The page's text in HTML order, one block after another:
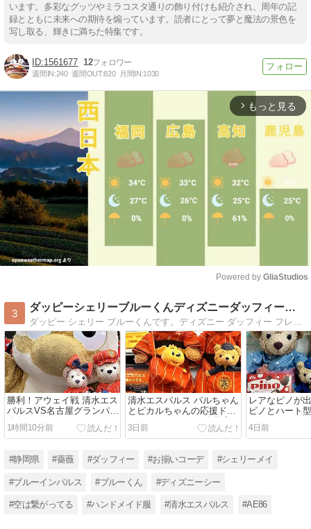
います。多彩なグッツやミラコスタ通りの飾り付けも紹介され、周年の記
録とともに未来への期待を煽っています。読者にとって夢と魔法の景色を
写し取る、輝きに満ちた特集です。
1561677 12
週間IN:240 週間OUT:820 月間IN:1030
arrow_forward_ios もっと見る
Mute
Powered by GliaStudios
3
ダッピーシェリーブルーくんディズニーダッフィーバラhappy
勝利！アウェイ戦 清水エス
パルスVS名古屋グランパス
金色のグランパスくん
1時間10分前
清水エスパルス パルちゃん
とピカルちゃんの応援ドリ
ンク HUBアスティ静岡店
3日前
レアなピノが
ピノとハート
4日前
#静岡県 #薔薇 #ダッフィー #お揃いコーデ #シェリーメイ
#ブルーインパルス #ブルーくん #ディズニーシー
#空は繋がってる #ハンドメイド服 #清水エスパルス #AE86